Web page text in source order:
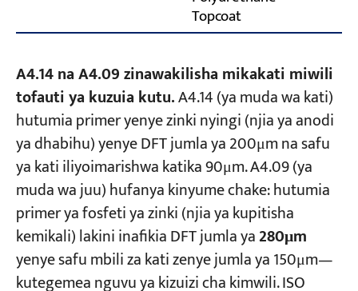
Topcoat
A4.14 na A4.09 zinawakilisha mikakati miwili
tofauti ya kuzuia kutu.A4.14 (ya muda wa kati)
hutumia primer yenye zinki nyingi (njia ya anodi
ya dhabihu) yenye DFT jumla ya 200μm na safu
ya kati iliyoimarishwa katika 90μm. A4.09 (ya
muda wa juu) hufanya kinyume chake: hutumia
primer ya fosfeti ya zinki (njia ya kupitisha
kemikali) lakini inafikia DFT jumla ya280μm
yenye safu mbili za kati zenye jumla ya 150μm—
kutegemea nguvu ya kizuizi cha kimwili. ISO